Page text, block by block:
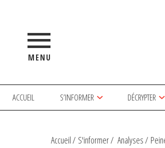
MENU
ACCUEIL S’INFORMER DÉCRYPTER
Accueil S'informer Analyses